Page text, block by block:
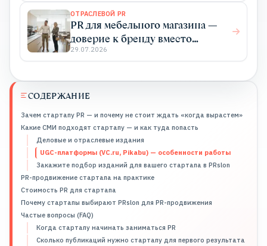
СОДЕРЖАНИЕ
Зачем стартапу PR — и почему не стоит ждать «когда вырастем»
Какие СМИ подходят стартапу — и как туда попасть
Деловые и отраслевые издания
UGC-платформы (VC.ru, Pikabu) — особенности работы
Закажите подбор изданий для вашего стартапа в PRslon
PR-продвижение стартапа на практике
Стоимость PR для стартапа
Почему стартапы выбирают PRslon для PR-продвижения
Частые вопросы (FAQ)
Когда стартапу начинать заниматься PR
Сколько публикаций нужно стартапу для первого результата
ОТРАСЛЕВОЙ PR
PR для мебельного магазина —
доверие к бренду вместо
бесконечных акций
29.07.2026